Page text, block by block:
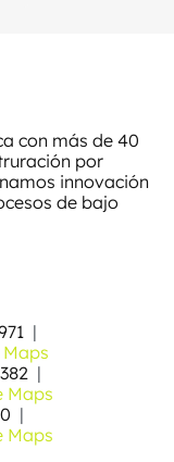
con más de 40
por
innovación
de bajo
|
|
Maps
|
Maps